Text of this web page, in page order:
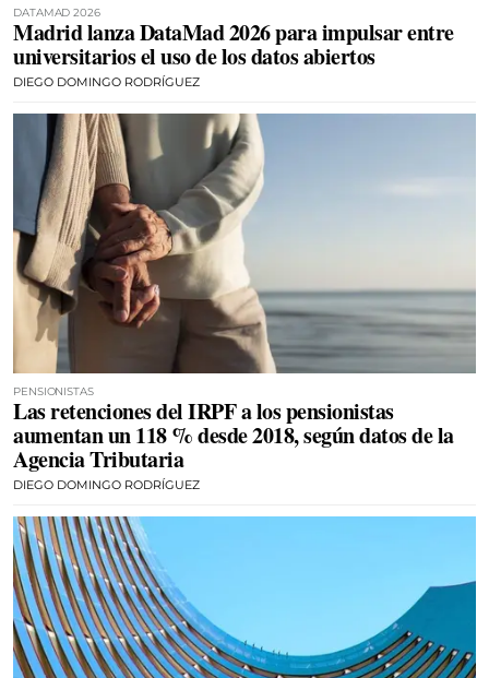
DATAMAD 2026
Madrid lanza DataMad 2026 para impulsar entre
universitarios el uso de los datos abiertos
DIEGO DOMINGO RODRÍGUEZ
PENSIONISTAS
Las retenciones del IRPF a los pensionistas
aumentan un 118 % desde 2018, según datos de la
Agencia Tributaria
DIEGO DOMINGO RODRÍGUEZ